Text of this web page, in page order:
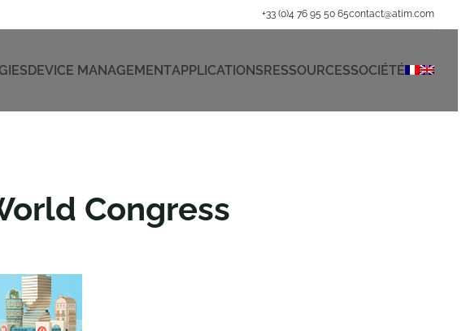
+33 (0)4 76 95 50 65contact@atim.com
DEVICE MANAGEMENTAPPLICATIONSRESSOURCESSOCIÉTÉ
Congress